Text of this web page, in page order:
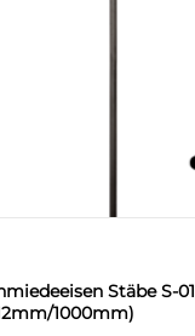
Stäbe S-01
1000mm)